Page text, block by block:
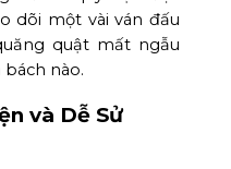
dõi một vài ván đấu
quật mất ngẫu
nào.
và Dễ Sử